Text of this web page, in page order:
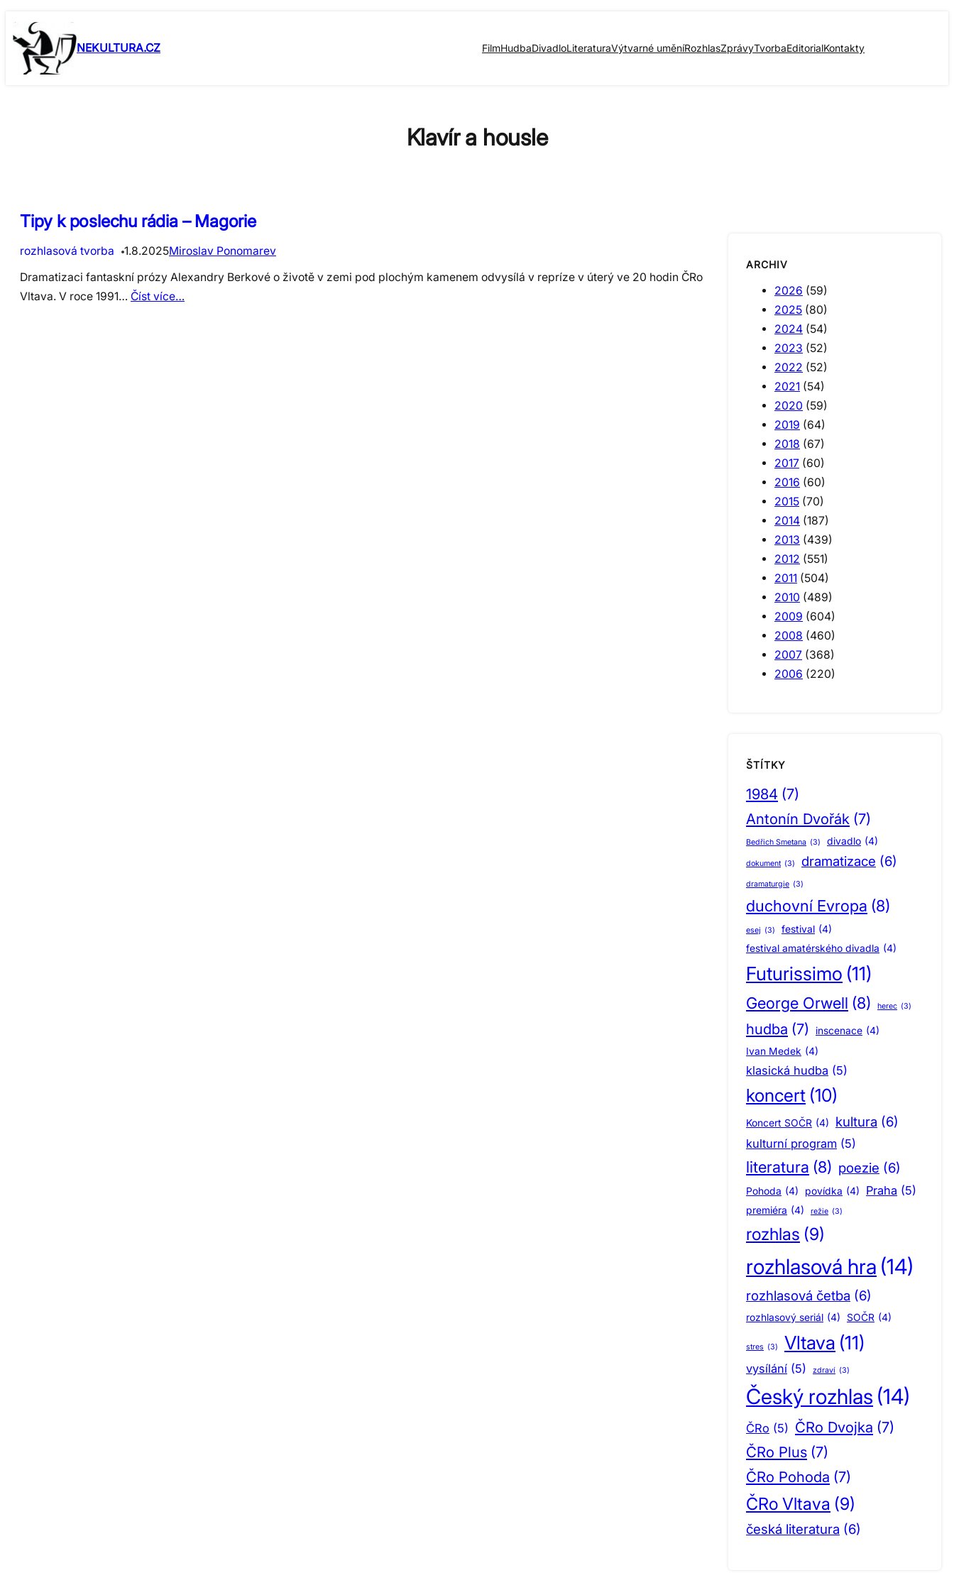
Skip
to
content
NEKULTURA.CZ FilmHudbaDivadloLiteraturaVýtvarné uměníRozhlasZprávyTvorbaEditorialKontakty
Klavír a housle
Tipy k poslechu rádia – Magorie
rozhlasová tvorba 1.8.2025Miroslav Ponomarev
Dramatizaci fantaskní prózy Alexandry Berkové o životě v zemi pod plochým kamenem odvysílá v repríze v úterý ve 20 hodin ČRo
Vltava. V roce 1991… Číst více…
ARCHIV
2026 (59)
2025 (80)
2024 (54)
2023 (52)
2022 (52)
2021 (54)
2020 (59)
2019 (64)
2018 (67)
2017 (60)
2016 (60)
2015 (70)
2014 (187)
2013 (439)
2012 (551)
2011 (504)
2010 (489)
2009 (604)
2008 (460)
2007 (368)
2006 (220)
ŠTÍTKY
1984 (7)
Antonín Dvořák (7)
Bedřich Smetana (3) divadlo (4)
dokument (3) dramatizace (6)
dramaturgie (3)
duchovní Evropa (8)
esej (3) festival (4)
festival amatérského divadla (4)
Futurissimo (11)
George Orwell (8) herec (3)
hudba (7) inscenace (4)
Ivan Medek (4)
klasická hudba (5)
koncert (10)
Koncert SOČR (4) kultura (6)
kulturní program (5)
literatura (8) poezie (6)
Pohoda (4) povídka (4) Praha (5)
premiéra (4) režie (3)
rozhlas (9)
rozhlasová hra (14)
rozhlasová četba (6)
rozhlasový seriál (4) SOČR (4)
stres (3) Vltava (11)
vysílání (5) zdraví (3)
Český rozhlas (14)
ČRo (5) ČRo Dvojka (7)
ČRo Plus (7)
ČRo Pohoda (7)
ČRo Vltava (9)
česká literatura (6)